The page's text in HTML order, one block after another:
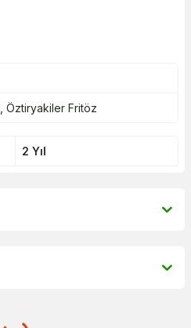
Öztiryakiler Fritöz
2 Yıl